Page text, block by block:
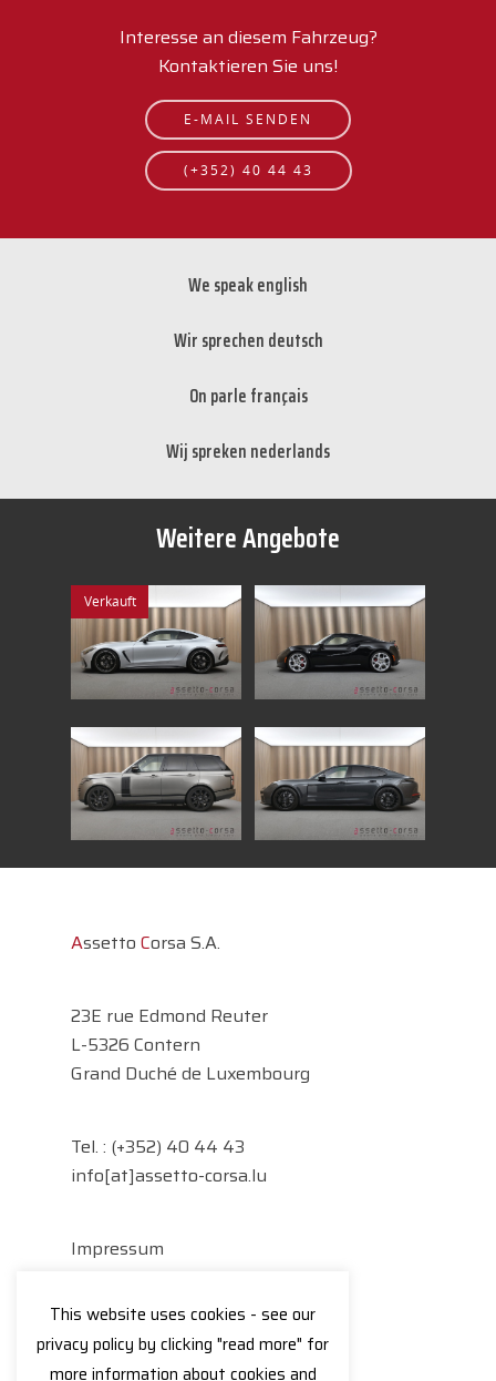
Interesse an diesem Fahrzeug?
Kontaktieren Sie uns!
E-MAIL SENDEN
(+352) 40 44 43
We speak english
Wir sprechen deutsch
On parle français
Wij spreken nederlands
Weitere Angebote
Verkauft
Assetto Corsa S.A.
23E rue Edmond Reuter
L-5326 Contern
Grand Duché de Luxembourg
Tel. : (+352) 40 44 43
info[at]assetto-corsa.lu
Impressum
FacebookInstagram
This website uses cookies - see our
privacy policy by clicking "read more" for
more information about cookies and